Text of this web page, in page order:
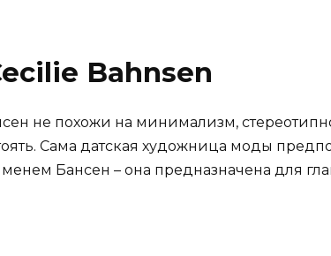
Bahnsen
не похожи на минимализм,
Сама датская художница моды
Бансен – она предназначена для